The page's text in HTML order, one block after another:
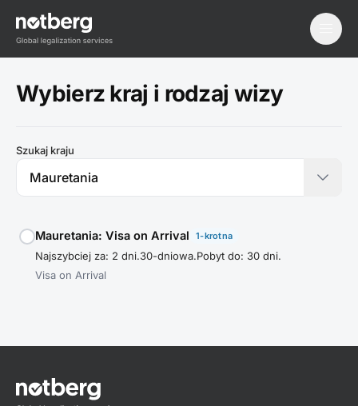
Wybierz kraj i rodzaj wizy
Szukaj kraju
Mauretania: Visa on Arrival 1-krotna
Najszybciej za: 2 dni.30-dniowa.Pobyt do: 30 dni.
Visa on Arrival